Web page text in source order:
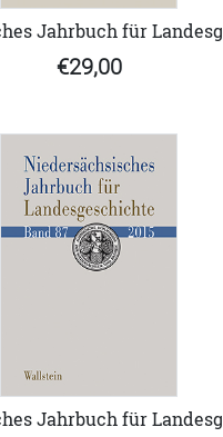
Jahrbuch für
€29,00
Jahrbuch für